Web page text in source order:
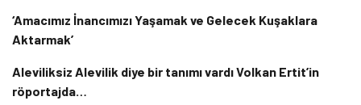
‘Amacımız İnancımızı Yaşamak ve Gelecek Kuşaklara
Aktarmak’
Aleviliksiz Alevilik diye bir tanımı vardı Volkan Ertit’in
röportajda…